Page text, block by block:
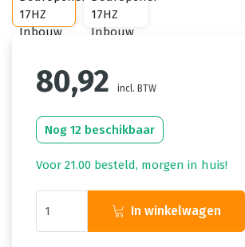
80,92 incl. BTW
Nog 12 beschikbaar
Voor 21.00 besteld, morgen in huis!
In winkelwagen